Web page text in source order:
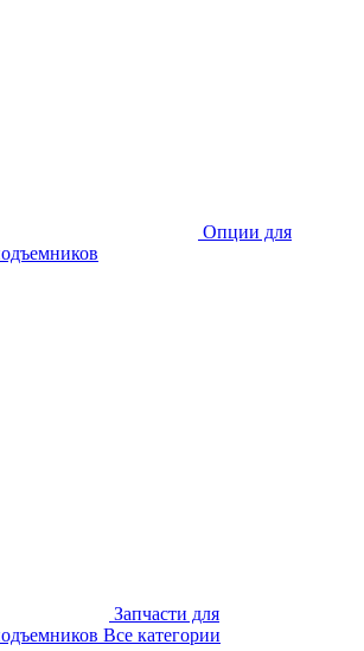
Опции для
Запчасти для
Все категории